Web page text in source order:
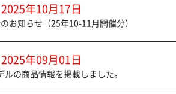
2025年10月17日
お知らせ（25年10-11月開催分）
2025年09月01日
ルの商品情報を掲載しました。